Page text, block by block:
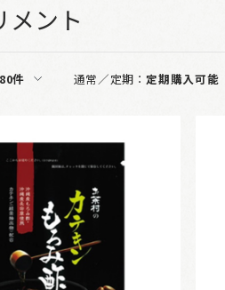
メント
80件 通常／定期：定期購入可能